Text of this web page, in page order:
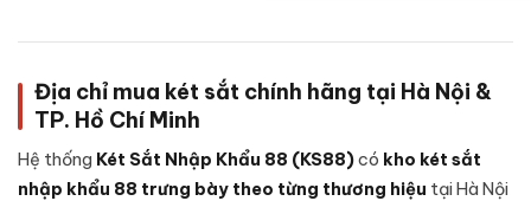
Cấu tạo Két sắt Liberty LB50 S9 Pro App
Wifi chính hãng
Địa chỉ mua két sắt chính hãng tại Hà Nội &
TP. Hồ Chí Minh
Hệ thống Két Sắt Nhập Khẩu 88 (KS88)có kho két sắt
nhập khẩu 88 trưng bày theo từng thương hiệu tại Hà Nội